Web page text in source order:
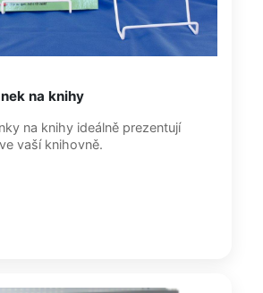
na knihy
na knihy ideálně prezentují
vaší knihovně.